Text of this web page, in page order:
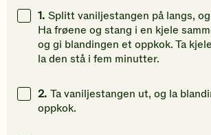
for
å
vurdering.
å
gi
din
vurdering.
1. Splitt vaniljestangen på langs,
Ha frøene og stang i en kjele
og gi blandingen et oppkok. Ta
la den stå i fem minutter.
2. Ta vaniljestangen ut, og la
oppkok.